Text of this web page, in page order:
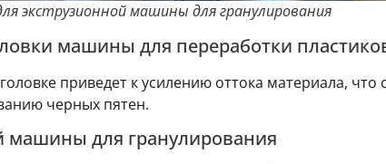
экструзионной машины для гранулирования
машины для переработки
приведет к усилению оттока материала, что
черных пятен.
машины для гранулирования